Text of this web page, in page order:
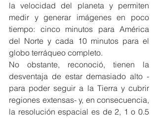
la velocidad del planeta y permiten
medir y generar imágenes en poco
tiempo: cinco minutos para América
del Norte y cada 10 minutos para el
globo terráqueo completo.
No obstante, reconoció, tienen la
desventaja de estar demasiado alto -
para poder seguir a la Tierra y cubrir
regiones extensas- y, en consecuencia,
la resolución espacial es de 2, 1 o 0.5